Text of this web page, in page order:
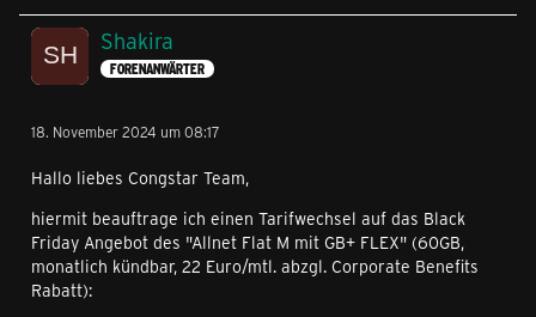
Shakira
FORENANWÄRTER
18. November 2024 um 08:17
Hallo liebes Congstar Team,
hiermit beauftrage ich einen Tarifwechsel auf das Black
Friday Angebot des "Allnet Flat M mit GB+ FLEX" (60GB,
monatlich kündbar, 22 Euro/mtl. abzgl. Corporate Benefits
Rabatt):